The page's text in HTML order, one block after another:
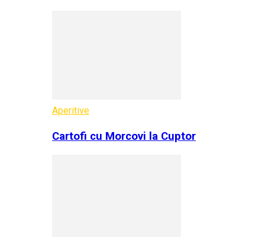
Aperitive
Cartofi cu Morcovi la Cuptor